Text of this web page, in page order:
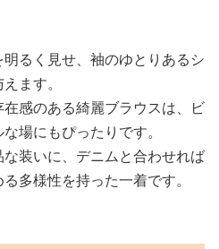
るく見せ、袖のゆとりあるシ
ます。
感のある綺麗ブラウスは、ビ
場にもぴったりです。
装いに、デニムと合わせれば
多様性を持った一着です。